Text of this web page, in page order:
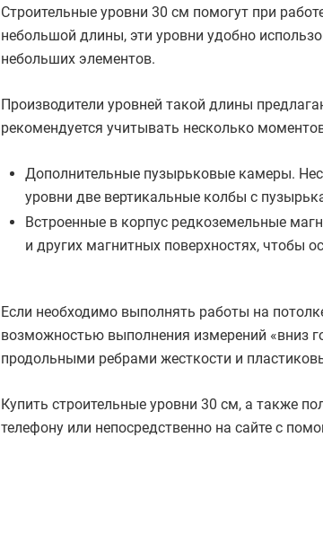
Строительные уровни 30 см помогут при
небольшой длины, эти уровни удобно
небольших элементов.
Производители уровней такой длины
рекомендуется учитывать несколько
Дополнительные пузырьковые камеры.
уровни две вертикальные колбы с
Встроенные в корпус редкоземельные
и других магнитных поверхностях, чтобы
Если необходимо выполнять работы на
возможностью выполнения измерений «вниз
продольными ребрами жесткости и
Купить строительные уровни 30 см, а также
телефону или непосредственно на сайте с